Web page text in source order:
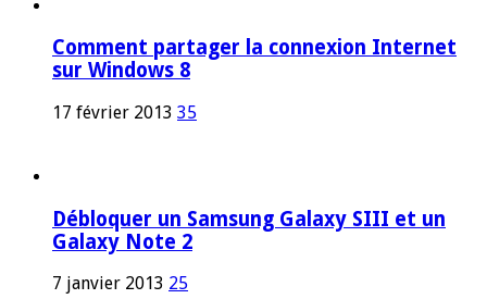
Comment partager la connexion Internet
sur Windows 8
17 février 2013 35
Débloquer un Samsung Galaxy SIII et un
Galaxy Note 2
7 janvier 2013 25